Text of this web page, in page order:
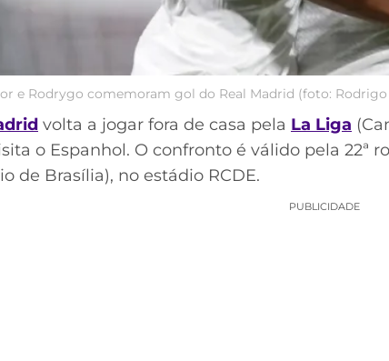
e Rodrygo comemoram gol do Real Madrid (foto: Rodrigo
volta a jogar fora de casa pela La Liga
o Espanhol. O confronto é válido pela 22ª
de Brasília), no estádio RCDE.
PUBLICIDADE